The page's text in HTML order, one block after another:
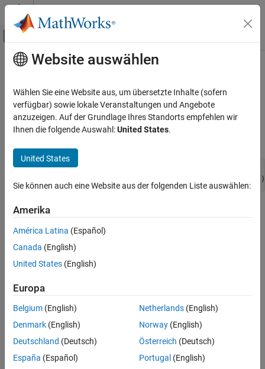
Weiter zum Inhalt
Umschaltung für Off-Canvas-
Startseite der Dokumentation
C with MATLAB
C Matrix API
mxSetComplexSingles (C)
ON THIS PAGE
C Syntax
Input Arguments
Output Arguments
Version History
See Also
Hauptinhalt
mxSetComplexSingles (C)
Set complex data elements inmxSINGLE_CLASSarray
expand all in page
#include "matrix.h"
int mxSetComplexSingles(mxArray *pa, mxComplexSingle
Description
UsemxSetComplexSingles
specified array.
All mxCreate* functions allocate heap space to hold data.
elements of an array. Rather, call the function to replace existing
values with new values.
Input Arguments
expand all
Website auswählen
Wählen Sie eine Website aus, um übersetzte Inhalte (sofern
verfügbar) sowie lokale Veranstaltungen und Angebote
anzuzeigen. Auf der Grundlage Ihres Standorts empfehlen wir
Ihnen die folgende Auswahl:United States.
United States
Sie können auch eine Website aus der folgenden Liste auswählen:
Amerika
América Latina (Español)
Canada (English)
United States (English)
Europa
Belgium (English)
Denmark (English)
Deutschland (Deutsch)
España (Español)
Netherlands(English)
Norway(English)
Österreich (Deutsch)
Portugal (English)